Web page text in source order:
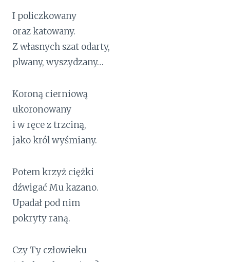
I policzkowany
oraz katowany.
Z własnych szat odarty,
plwany, wyszydzany…
Koroną cierniową
ukoronowany
i w ręce z trzciną,
jako król wyśmiany.
Potem krzyż ciężki
dźwigać Mu kazano.
Upadał pod nim
pokryty raną.
Czy Ty człowieku